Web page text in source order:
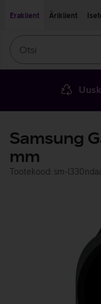
Eraklient
Äriklient
Samsung
mm
Tootekood: sm-